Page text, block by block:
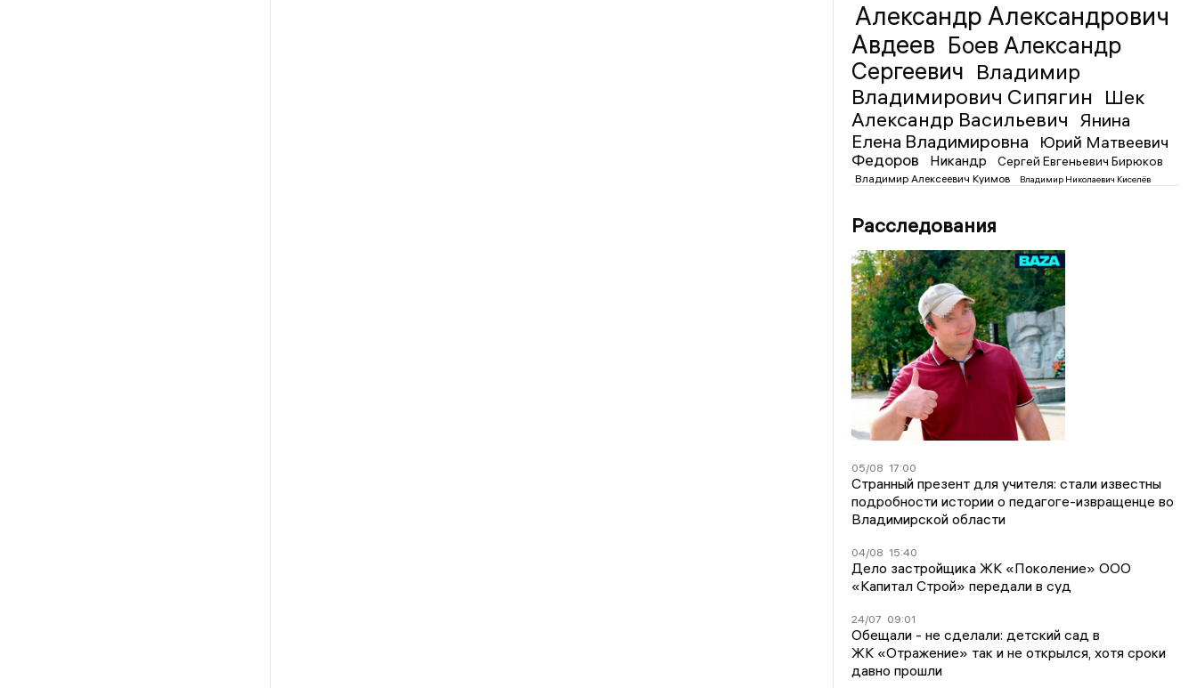
Александр Александрович
Авдеев Боев Александр
Сергеевич Владимир
Владимирович Сипягин Шек
Александр Васильевич
Янина
Елена Владимировна
Юрий Матвеевич
Федоров
Никандр Сергей Евгеньевич Бирюков
Владимир Алексеевич Куимов Владимир Николаевич Киселёв
Расследования
05/08 17:00
Странный презент для учителя: стали известны
подробности истории о педагоге-извращенце во
Владимирской области
04/08 15:40
Дело застройщика ЖК «Поколение» ООО
«Капитал Строй» передали в суд
24/07 09:01
Обещали - не сделали: детский сад в
ЖК «Отражение» так и не открылся, хотя сроки
давно прошли